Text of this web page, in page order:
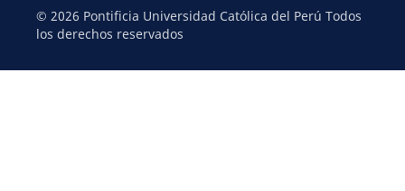
© 2026 Pontificia Universidad Católica del Perú Todos
los derechos reservados